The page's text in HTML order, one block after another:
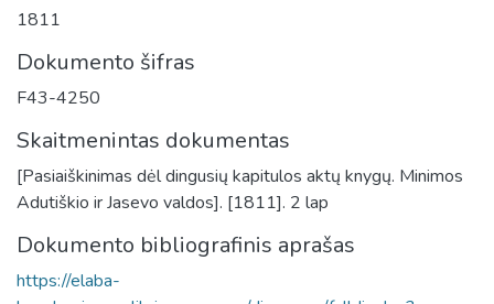
1811
Dokumento šifras
F43-4250
Skaitmenintas dokumentas
[Pasiaiškinimas dėl dingusių kapitulos aktų knygų. Minimos
Adutiškio ir Jasevo valdos]. [1811]. 2 lap
Dokumento bibliografinis aprašas
https://elaba-